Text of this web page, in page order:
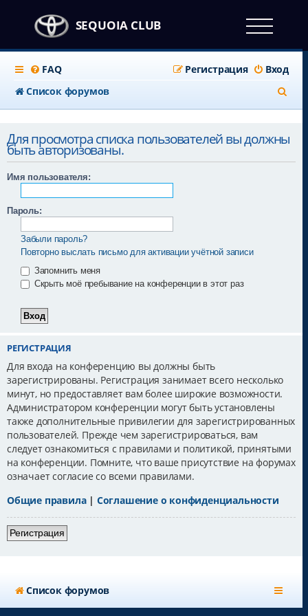
SEQUOIA CLUB
FAQ Вход
Регистрация
Список форумов
о
Для просмотра списка пользователей вы должны
быть авторизованы.
Имя пользователя:
Пароль:
Забыли пароль?
Повторно выслать письмо для активации учётной записи
Запомнить меня
Скрыть моё пребывание на конференции в этот раз
РЕГИСТРАЦИЯ
Для входа на конференцию вы должны быть
зарегистрированы. Регистрация занимает всего несколько
минут, но предоставляет вам более широкие возможности.
Администратором конференции могут быть установлены
также дополнительные привилегии для зарегистрированных
пользователей. Прежде чем зарегистрироваться, вам
следует ознакомиться с правилами и политикой, принятыми
на конференции. Помните, что ваше присутствие на форумах
означает согласие со всеми правилами.
Общие правила| Соглашение о конфиденциальности
Регистрация
Список форумов